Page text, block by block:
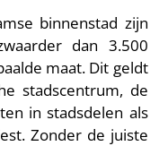
binnenstad zijn
dan 3.500
maat. Dit geldt
stadscentrum, de
in stadsdelen als
Zonder de juiste